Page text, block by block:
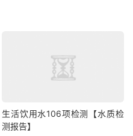
生活饮用水106项检测【水质检
测报告】